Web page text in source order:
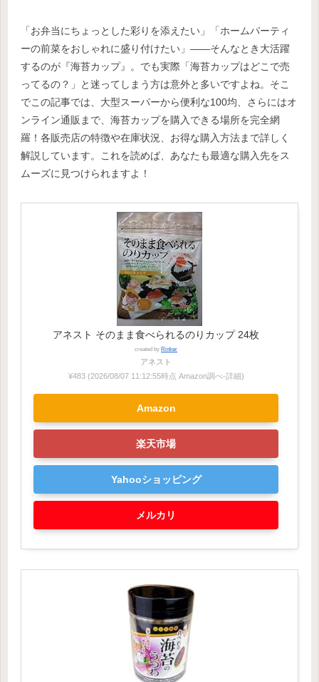
「お弁当にちょっとした彩りを添えたい」「ホームパーティ
ーの前菜をおしゃれに盛り付けたい」——そんなとき大活躍
するのが『海苔カップ』。でも実際「海苔カップはどこで売
ってるの？」と迷ってしまう方は意外と多いですよね。そこ
でこの記事では、大型スーパーから便利な100均、さらにはオ
ンライン通販まで、海苔カップを購入できる場所を完全網
羅！各販売店の特徴や在庫状況、お得な購入方法まで詳しく
解説しています。これを読めば、あなたも最適な購入先をス
ムーズに見つけられますよ！
アネスト そのまま食べられるのりカップ 24枚
created by Rinker
アネスト
¥483 (2026/08/07 11:12:55時点 Amazon調べ-詳細)
Amazon
楽天市場
Yahooショッピング
メルカリ